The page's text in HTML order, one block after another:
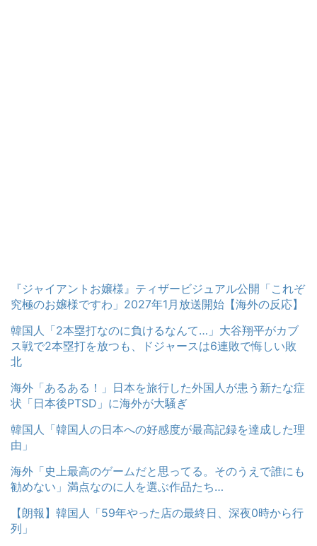
『ジャイアントお嬢様』ティザービジュアル公開「これぞ
究極のお嬢様ですわ」2027年1月放送開始【海外の反応】
韓国人「2本塁打なのに負けるなんて…」大谷翔平がカブ
ス戦で2本塁打を放つも、ドジャースは6連敗で悔しい敗
北
海外「あるある！」日本を旅行した外国人が患う新たな症
状「日本後PTSD」に海外が大騒ぎ
韓国人「韓国人の日本への好感度が最高記録を達成した理
由」
海外「史上最高のゲームだと思ってる。そのうえで誰にも
勧めない」満点なのに人を選ぶ作品たち…
【朗報】韓国人「59年やった店の最終日、深夜0時から行
列」